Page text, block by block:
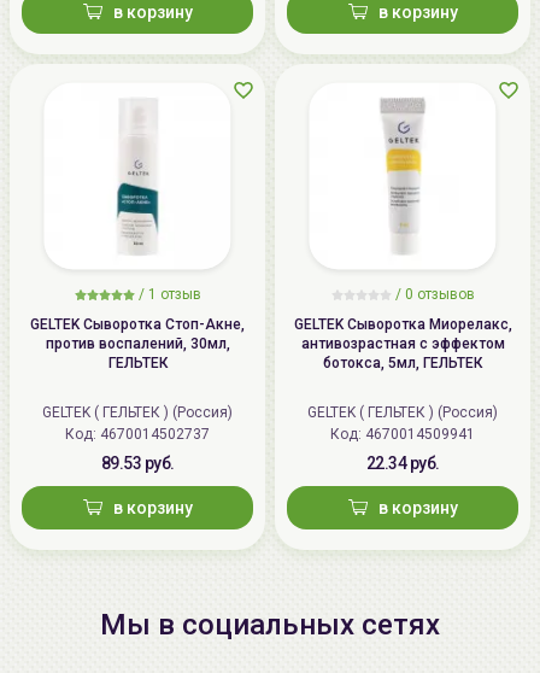
в корзину в корзину
/ 1 отзыв
GELTEK Сыворотка Стоп-Акне,
против воспалений, 30мл,
ГЕЛЬТЕК
GELTEK ( ГЕЛЬТЕК ) (Россия)
Код: 4670014502737
89.53 руб.
в корзину
/ 0 отзывов
GELTEK Сыворотка Миорелакс,
антивозрастная с эффектом
ботокса, 5мл, ГЕЛЬТЕК
GELTEK ( ГЕЛЬТЕК ) (Россия)
Код: 4670014509941
22.34 руб.
в корзину
Мы в социальных сетях